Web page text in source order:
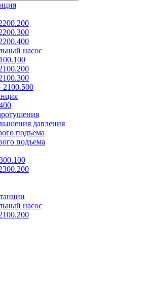
насос
давления
подъема
подъема
насос